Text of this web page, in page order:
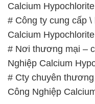
Calcium Hypochlorite
# Công ty cung cấp
Calcium Hypochlorite
# Nơi thương mại –
Nghiệp Calcium
# Cty chuyên
Công Nghiệp